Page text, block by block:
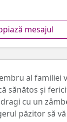
mesajul
al familiei
sănătos și
cu un
păzitor să